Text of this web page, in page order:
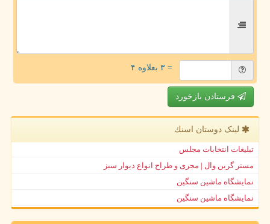
= ۳ بعلاوه ۴
فرستادن بازخورد
لینک دوستان اسنك
تبلیغات انتخابات مجلس
مستر گرین وال | مجری و طراح انواع دیوار سبز
نمایشگاه ماشین سنگین
نمایشگاه ماشین سنگین